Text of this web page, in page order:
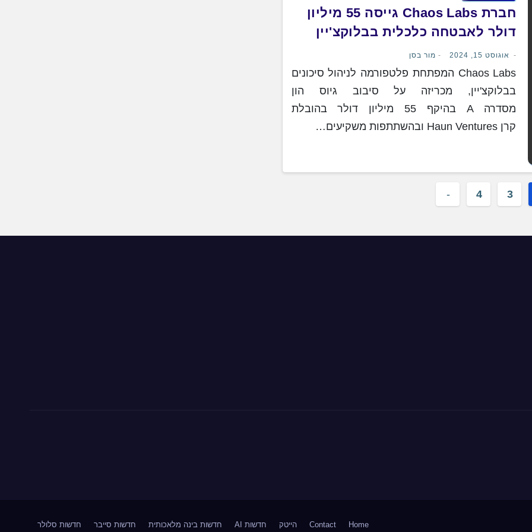
חברת Chaos Labs גייסה 55 מיליון
דולר לאבטחה כלכלית בבלוקצ'יין
אוגוסט 15, 2024 מור בסן
Chaos Labs המפתחת פלטפורמה לניהול סיכונים
בבלוקצ'יין, מכריזה על סיבוב גיוס הון
מסדרה A בהיקף 55 מיליון דולר בהובלת
קרן Haun Ventures ובהשתתפות משקיעים…
3
4
Home
Contact הייטק חדשות AI חדשות בינה מלאכותית חדשות סייבר חדשות סלולר